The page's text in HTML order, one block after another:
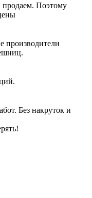
Поэтому
производители
Без накруток и